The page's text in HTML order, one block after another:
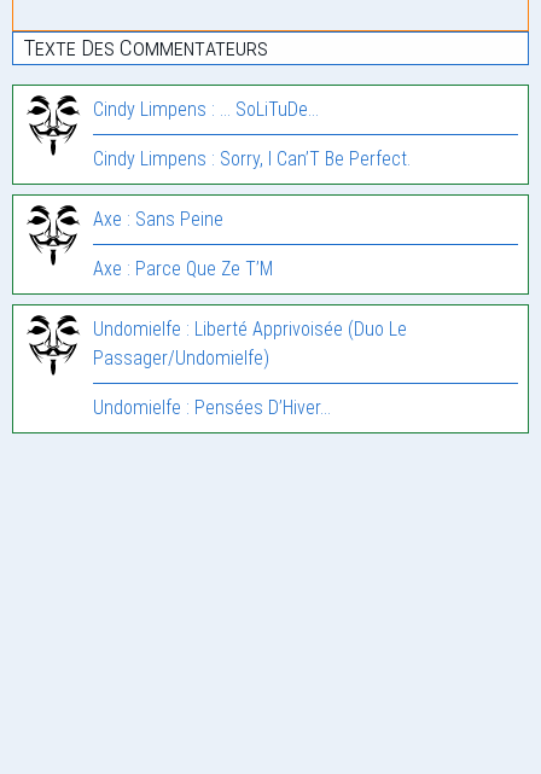
Texte Des Commentateurs
Cindy Limpens : … SoLiTuDe…
Cindy Limpens : Sorry, I Can’T Be Perfect.
Axe : Sans Peine
Axe : Parce Que Ze T’M
Undomielfe : Liberté Apprivoisée (Duo Le
Passager/Undomielfe)
Undomielfe : Pensées D’Hiver…